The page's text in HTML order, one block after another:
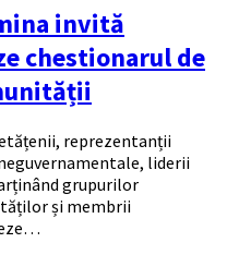
invită
chestionarul de
reprezentanții
liderii
grupurilor
și membrii